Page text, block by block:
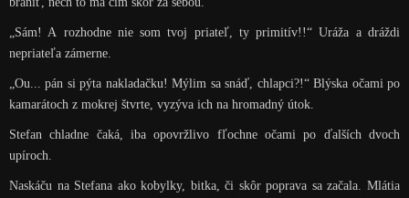
„Sám! A rozhodne nie som tvoj priateľ, ty primitív!!“ Uráža a dráždi
nepriateľa zámerne.
„Ou... pán si pýta nakladačku! Mýlim sa snáď, chlapci?!“ Blýska očami po
kamarátoch z mokrej štvrte, vyzýva ich na hromadný útok.
Stefan chladne čaká, iba opovržlivo fľochne očami po ďalších dvoch
upíroch.
Naskáču na Stefana ako kobylky, bitka, či skôr poprava sa začala. Mlátia